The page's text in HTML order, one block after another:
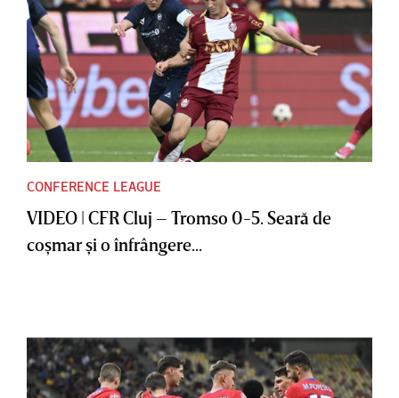
CONFERENCE LEAGUE
VIDEO | CFR Cluj – Tromso 0-5. Seară de
coşmar şi o înfrângere...